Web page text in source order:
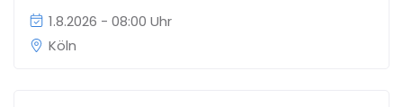
1.8.2026 - 08:00 Uhr
Köln